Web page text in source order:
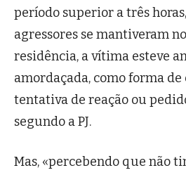
período superior a três
agressores se mantiveram
residência, a vítima esteve
amordaçada, como forma
tentativa de reação ou
segundo a PJ.
Mas, «percebendo que não